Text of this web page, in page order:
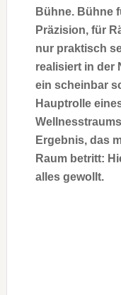
Bühne. Bühne
Präzision, für
nur praktisch
realisiert in der
ein scheinbar
Hauptrolle
Ergebnis, das
Raum betritt:
alles gewollt.